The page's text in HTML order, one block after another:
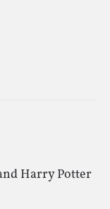
Harry Potter